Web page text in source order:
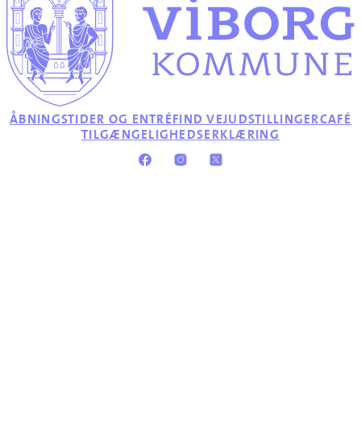
ÅBNINGSTIDER OG ENTRÉFIND VEJUDSTILLINGERCAFÉ
TILGÆNGELIGHEDSERKLÆRING